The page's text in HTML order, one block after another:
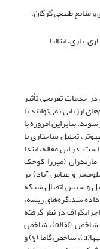
منابع طبیعی گرگان،
باری، ایتالیا
خدمات تفریحی تأثیر
ارزیابی نمی‌توانند با
بنابراین امروزه با
تحلیل ساختاری با
در این مقاله، ابتدا
(میرزا کوچک
حلومسر و عباس آباد) بر
و سپس اتصال شبکه
شد.گره‌های ریشه،
در نظر گرفته
شدند، در حالی که تراکم شبکه، فاصله راه، شاخص آلفا(α)، شاخص
بتا(β)، شاخص پی (π)، شاخصاتا (η) تعداد چرخه­ها(u)، شاخص گاما (ɣ) و